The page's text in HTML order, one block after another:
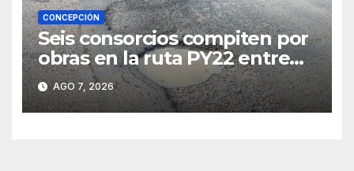
CONCEPCIÓN
Seis consorcios compiten por
obras en la ruta PY22 entre
Concepción y Vallemí
AGO 7, 2026